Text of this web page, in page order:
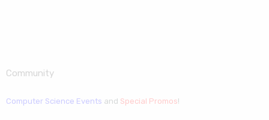
Community
Computer Science Events and Special Promos!